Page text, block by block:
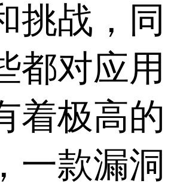
挑战，同
都对应用
着极高的
一款漏洞